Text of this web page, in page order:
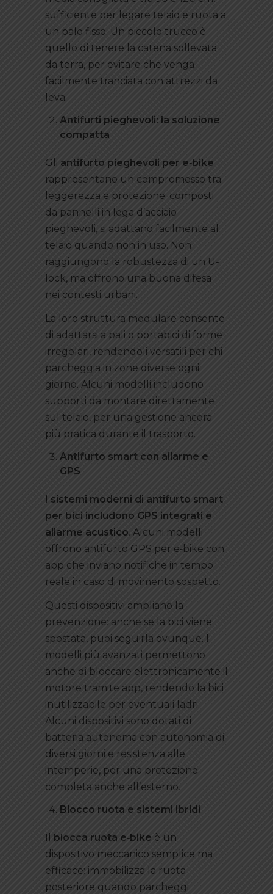
sufficiente per legare telaio e ruota a
un palo fisso. Un piccolo trucco è
quello di tenere la catena sollevata
da terra, per evitare che venga
facilmente tranciata con attrezzi da
leva.
Antifurti pieghevoli: la soluzione
compatta
Gli antifurto pieghevoli per e‑bike
rappresentano un compromesso tra
leggerezza e protezione: composti
da pannelli in lega d’acciaio
pieghevoli, si adattano facilmente al
telaio quando non in uso. Non
raggiungono la robustezza di un U-
lock, ma offrono una buona difesa
nei contesti urbani.
La loro struttura modulare consente
di adattarsi a pali o portabici di forme
irregolari, rendendoli versatili per chi
parcheggia in zone diverse ogni
giorno. Alcuni modelli includono
supporti da montare direttamente
sul telaio, per una gestione ancora
più pratica durante il trasporto.
Antifurto smart con allarme e
GPS
I sistemi moderni di antifurto smart
per bici includono GPS integrati e
allarme acustico. Alcuni modelli
offrono antifurto GPS per e‑bike con
app che inviano notifiche in tempo
reale in caso di movimento sospetto.
Questi dispositivi ampliano la
prevenzione: anche se la bici viene
spostata, puoi seguirla ovunque. I
modelli più avanzati permettono
anche di bloccare elettronicamente il
motore tramite app, rendendo la bici
inutilizzabile per eventuali ladri.
Alcuni dispositivi sono dotati di
batteria autonoma con autonomia di
diversi giorni e resistenza alle
intemperie, per una protezione
completa anche all’esterno.
Blocco ruota e sistemi ibridi
Il blocca ruota e‑bike è un
dispositivo meccanico semplice ma
efficace: immobilizza la ruota
posteriore quando parcheggi.